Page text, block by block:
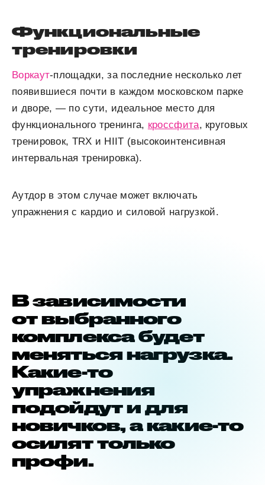
Функциональные
тренировки
Воркаут-площадки, за последние несколько лет
появившиеся почти в каждом московском парке
и дворе, — по сути, идеальное место для
функционального тренинга, кроссфита, круговых
тренировок, TRX и HIIT (высокоинтенсивная
интервальная тренировка).
Аутдор в этом случае может включать
упражнения с кардио и силовой нагрузкой.
В зависимости
от выбранного
комплекса будет
меняться нагрузка.
Какие-то
упражнения
подойдут и для
новичков, а какие-то
осилят только
профи.